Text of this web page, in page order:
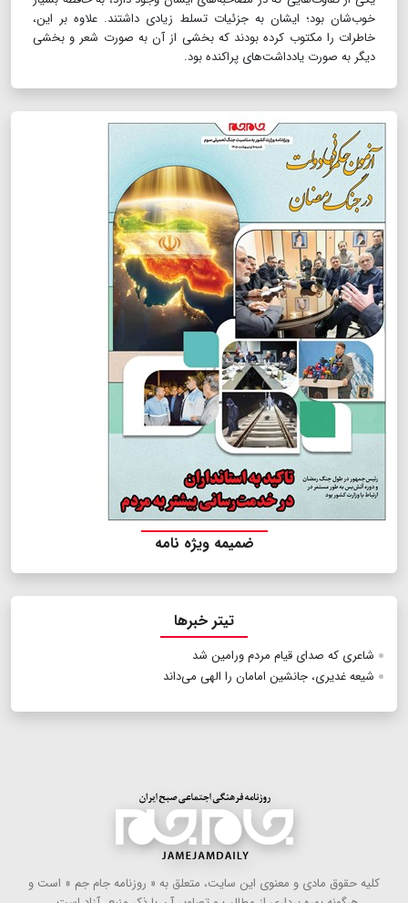
خوب‌شان بود؛ ایشان به جزئیات تسلط زیادی داشتند. علاوه بر این،
خاطرات را مکتوب کرده بودند که بخشی از آن به صورت شعر و بخشی
دیگر به صورت یادداشت‌های پراکنده بود.
ضمیمه ویژه نامه
تیتر خبرها
شاعری که صدای قیام مردم ورامین شد
شیعه غدیری، جانشین امامان را الهی می‌داند
كلیه حقوق مادی و معنوی این سایت، متعلق به « روزنامه جام جم » است و